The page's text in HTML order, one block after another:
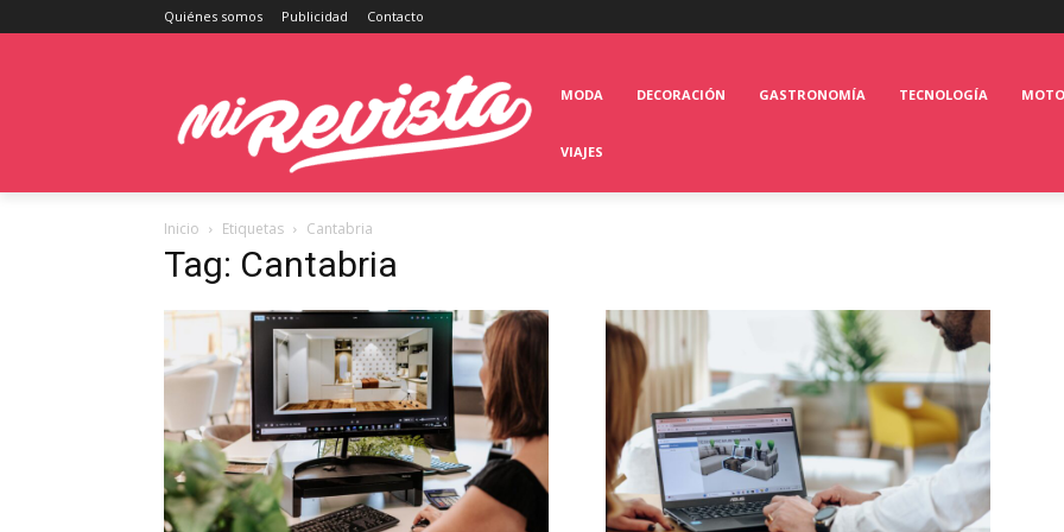
Quiénes somos Publicidad Contacto
MODA DECORACIÓN GASTRONOMÍA TECNOLOGÍA
VIAJES
Inicio Etiquetas Cantabria
Tag: Cantabria